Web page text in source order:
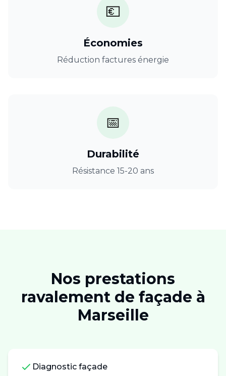
💶
Économies
Réduction factures énergie
📅
Durabilité
Résistance 15-20 ans
Nos prestations
ravalement de façade à
Marseille
Diagnostic façade